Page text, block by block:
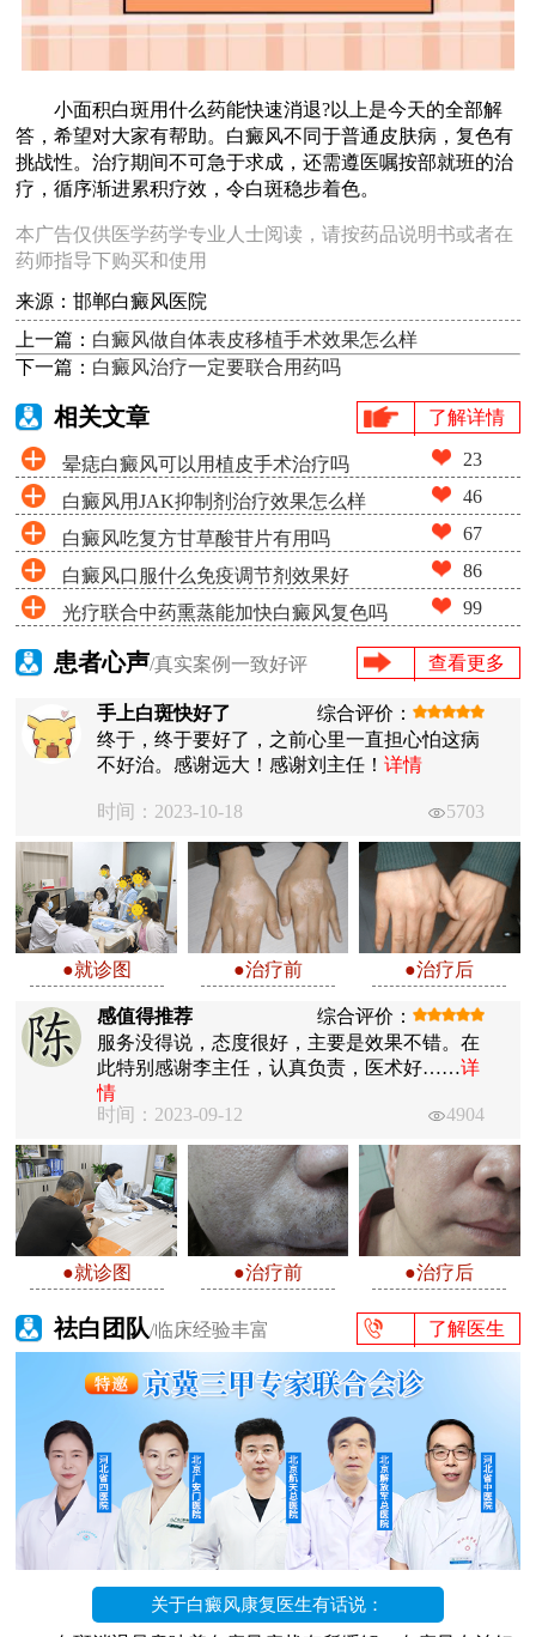
小面积白斑用什么药能快速消退?以上是今天的全部解
答，希望对大家有帮助。白癜风不同于普通皮肤病，复色有
挑战性。治疗期间不可急于求成，还需遵医嘱按部就班的治
疗，循序渐进累积疗效，令白斑稳步着色。
本广告仅供医学药学专业人士阅读，请按药品说明书或者在
药师指导下购买和使用
来源：邯郸白癜风医院
上一篇： 白癜风做自体表皮移植手术效果怎么样
下一篇： 白癜风治疗一定要联合用药吗
相关文章 了解详情
晕痣白癜风可以用植皮手术治疗吗 23
白癜风用JAK抑制剂治疗效果怎么样 46
白癜风吃复方甘草酸苷片有用吗 67
白癜风口服什么免疫调节剂效果好 86
光疗联合中药熏蒸能加快白癜风复色吗 99
患者心声/真实案例一致好评 查看更多
手上白斑快好了
综合评价：
终于，终于要好了，之前心里一直担心怕这病
不好治。感谢远大！感谢刘主任！详情
时间：2023-10-18 5703
●就诊图 ●治疗前 ●治疗后
感值得推荐
综合评价：
服务没得说，态度很好，主要是效果不错。在
此特别感谢李主任，认真负责，医术好……详
情
时间：2023-09-12
4904
●就诊图 ●治疗前 ●治疗后
祛白团队/临床经验丰富 了解医生
关于白癜风康复医生有话说：